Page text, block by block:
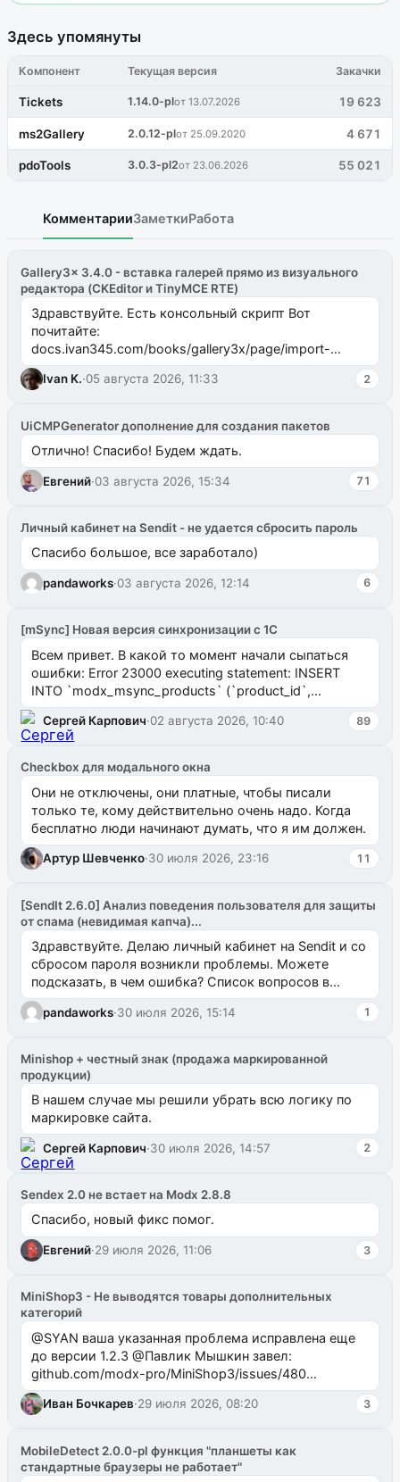
Здесь упомянуты
Компонент Текущая версия Закачки
Tickets 1.14.0-plот 13.07.2026 19 623
ms2Gallery 2.0.12-plот 25.09.2020 4 671
pdoTools 3.0.3-pl2от 23.06.2026 55 021
КомментарииЗаметкиРабота
Gallery3x 3.4.0 - вставка галерей прямо из визуального
редактора (CKEditor и TinyMCE RTE)
Здравствуйте. Есть консольный скрипт Вот
почитайте:
docs.ivan345.com/books/gallery3x/page/import-
ms2galleryphp
Ivan K.·05 августа 2026, 11:33 2
UiCMPGenerator дополнение для создания пакетов
Отлично! Спасибо! Будем ждать.
Евгений·03 августа 2026, 15:34 71
Личный кабинет на Sendit - не удается сбросить пароль
Спасибо большое, все заработало)
pandaworks·03 августа 2026, 12:14 6
[mSync] Новая версия синхронизации с 1С
Всем привет. В какой то момент начали сыпаться
ошибки: Error 23000 executing statement: INSERT
INTO `modx_msync_products` (`product_id`,
`uuid_1c`) VALUES ...
Сергей Карпович·02 августа 2026, 10:40 89
Checkbox для модального окна
Они не отключены, они платные, чтобы писали
только те, кому действительно очень надо. Когда
бесплатно люди начинают думать, что я им должен.
Артур Шевченко·30 июля 2026, 23:16 11
[SendIt 2.6.0] Анализ поведения пользователя для защиты
от спама (невидимая капча)...
Здравствуйте. Делаю личный кабинет на Sendit и со
сбросом пароля возникли проблемы. Можете
подсказать, в чем ошибка? Список вопросов в
одноименном разделе на modx.pro пока пуст, и,...
pandaworks·30 июля 2026, 15:14 1
Minishop + честный знак (продажа маркированной
продукции)
В нашем случае мы решили убрать всю логику по
маркировке сайта.
Сергей Карпович·30 июля 2026, 14:57 2
Sendex 2.0 не встает на Modx 2.8.8
Спасибо, новый фикс помог.
Евгений·29 июля 2026, 11:06 3
MiniShop3 - Не выводятся товары дополнительных
категорий
@SYAN ваша указанная проблема исправлена еще
до версии 1.2.3 @Павлик Мышкин завел:
github.com/modx-pro/MiniShop3/issues/480
github.com/modx-pro/MiniShop3/issues/481Исправим
в б...
Иван Бочкарев·29 июля 2026, 08:20 3
MobileDetect 2.0.0-pl функция "планшеты как
стандартные браузеры не работает"